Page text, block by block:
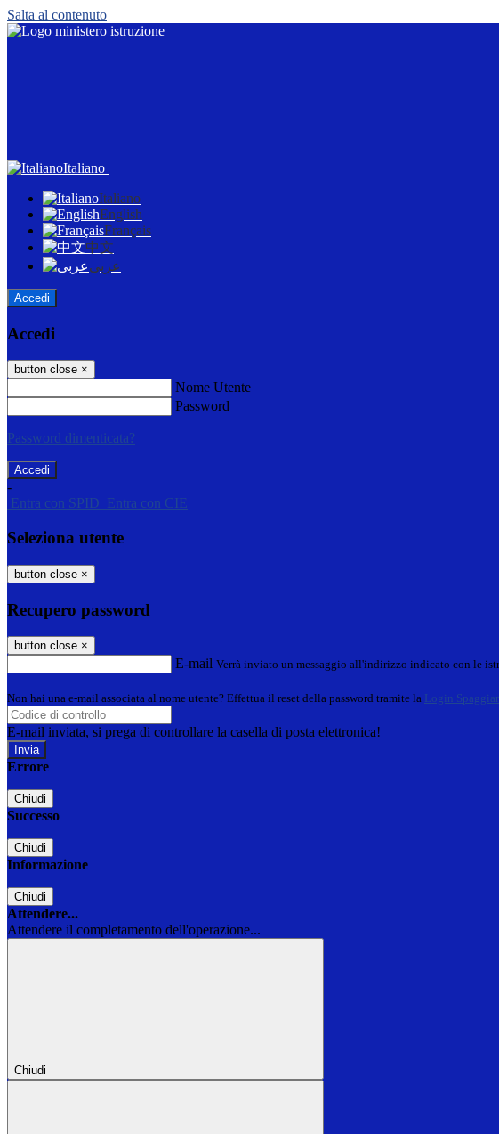
Salta al contenuto
Italiano
Italiano
English
Français
中文
عربى
Accedi
Accedi
button close ×
Nome Utente
Password
Password dimenticata?
-
Entra con SPID
Entra con CIE
Seleziona utente
button close ×
Recupero password
button close ×
E-mail Verrà inviato un messaggio all'indirizzo indicato con le
Non hai una e-mail associata al nome utente? Effettua il reset della password tramite la Login
E-mail inviata, si prega di controllare la casella di posta elettronica!
Errore
Chiudi
Successo
Chiudi
Informazione
Chiudi
Attendere...
Attendere il completamento dell'operazione...
Chiudi